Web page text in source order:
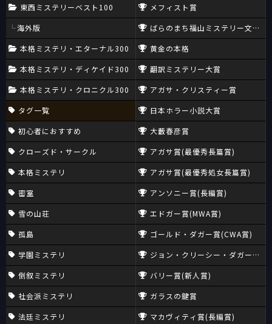
東西ミステリーベスト100
海外版
本格ミステリ・エターナル300
本格ミステリ・ディケイド300
本格ミステリ・クロニクル300
タグ一覧
初心者におすすめ
クローズド・サークル
本格ミステリ
密室
雪の山荘
孤島
学園ミステリ
倒叙ミステリ
社会派ミステリ
法廷ミステリ
メフィスト賞
ばらのまち福山ミステリー文学新
黄金の本格
翻訳ミステリー大賞
アガサ・クリスティー賞
日本ホラー小説大賞
大藪春彦賞
アガサ賞(最優秀長篇賞)
アガサ賞(最優秀処女長篇賞)
アンソニー賞(長編賞)
エドガー賞(MWA賞)
ゴールド・ダガー賞(CWA賞)
ジョン・クリーシー・ダガー賞
バリー賞(新人賞)
ガラスの鍵賞
マカヴィティ賞(長編賞)